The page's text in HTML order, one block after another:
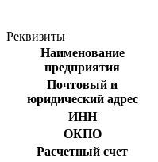
Реквизиты
Наименование
предприятия
Почтовый и
юридический адрес
ИНН
ОКПО
Расчетный счет